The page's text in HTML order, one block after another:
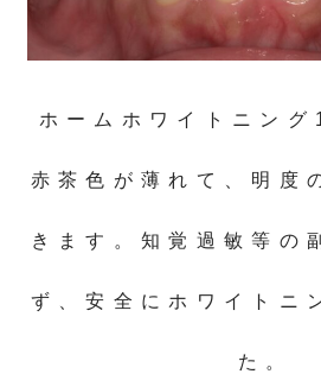
ホームホワイトニン
赤茶色が薄れて、明度
きます。知覚過敏等の
ず、安全にホワイトニ
た。